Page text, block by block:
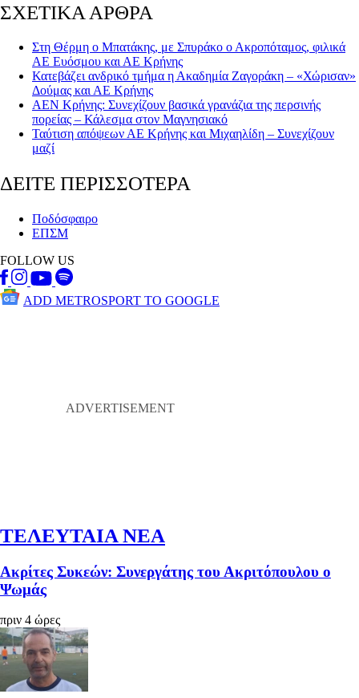
ΣΧΕΤΙΚΑ ΑΡΘΡΑ
Στη Θέρμη ο Μπατάκης, με Σπυράκο ο Ακροπόταμος, φιλικά
ΑΕ Ευόσμου και ΑΕ Κρήνης
Κατεβάζει ανδρικό τμήμα η Ακαδημία Ζαγοράκη – «Χώρισαν»
Δούμας και ΑΕ Κρήνης
ΑΕΝ Κρήνης: Συνεχίζουν βασικά γρανάζια της περσινής
πορείας – Κάλεσμα στον Μαγνησιακό
Ταύτιση απόψεων ΑΕ Κρήνης και Μιχαηλίδη – Συνεχίζουν
μαζί
ΔΕΙΤΕ ΠΕΡΙΣΣΟΤΕΡΑ
Ποδόσφαιρο
ΕΠΣΜ
FOLLOW US
ADD METROSPORT TO GOOGLE
ΤΕΛΕΥΤΑΙΑ ΝΕΑ
Ακρίτες Συκεών: Συνεργάτης του Ακριτόπουλου ο
Ψωμάς
πριν 4 ώρες